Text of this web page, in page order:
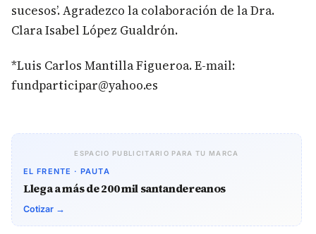
sucesos’. Agradezco la colaboración de la Dra.
Clara Isabel López Gualdrón.
*Luis Carlos Mantilla Figueroa. E-mail:
fundparticipar@yahoo.es
ESPACIO PUBLICITARIO PARA TU MARCA
EL FRENTE · PAUTA
Llega a más de 200 mil santandereanos
Cotizar →